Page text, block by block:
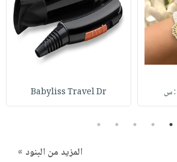
Babyliss Travel Dr
1
2
3
4
5
المزيد من البنود »